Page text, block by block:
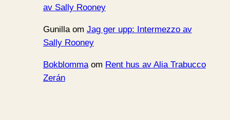
av Sally Rooney
Gunillaom Jag ger upp: Intermezzo av
Sally Rooney
Bokblommaom Rent hus av Alia Trabucco
Zerán